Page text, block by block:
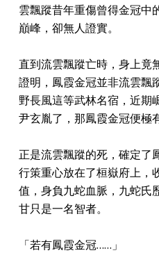
雲飄蹤昔年重傷曾得金冠中
巔峰，卻無人證實。
直到流雲飄蹤亡時，身上竟
證明，鳳霞金冠並非流雲飄
野長風這等武林名宿，近期
尹玄胤了，那鳳霞金冠便極
正是流雲飄蹤的死，確定了
行策重心放在了桓嶽府上，
值，身負九蛇血脈，九蛇氏
甘只是一名智者。
「若有鳳霞金冠……」